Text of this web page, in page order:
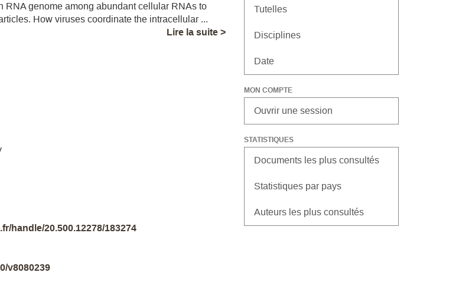
RNA genome among abundant cellular RNAs to
How viruses coordinate the intracellular ...
Lire la suite >
handle/20.500.12278/183274
v8080239
Tutelles
Disciplines
Date
MON COMPTE
Ouvrir une session
STATISTIQUES
Documents les plus consultés
Statistiques par pays
Auteurs les plus consultés